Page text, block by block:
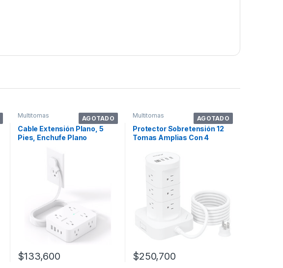
AGOTADO
Multitomas
Cable Extensión Plano, 5
Pies, Enchufe Plano
$133,600
AGOTADO
Multitomas
Protector Sobretensión 12
Tomas Amplias Con 4
$250,700